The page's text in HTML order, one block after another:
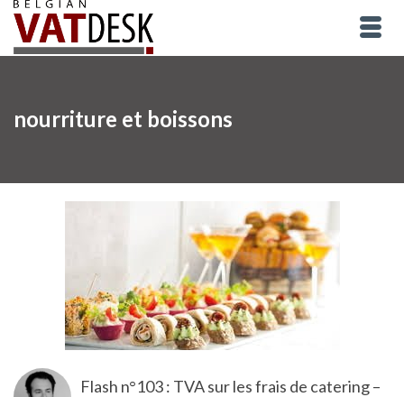
nourriture et boissons
Flash n°103 : TVA sur les frais de catering –